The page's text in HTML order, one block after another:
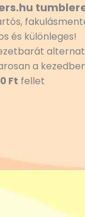
és különleges!
a
Ft fellet